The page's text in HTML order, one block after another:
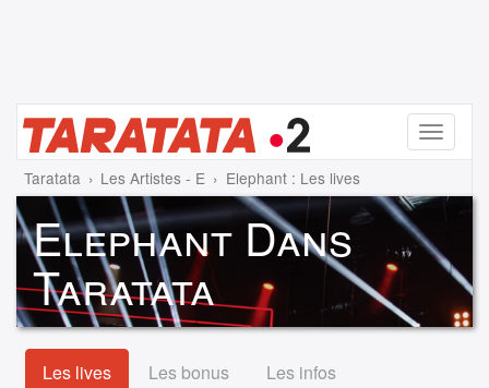
Menu
Taratata Les Artistes - E Elephant : Les lives
Elephant Dans
Taratata
Les lives Les bonus Les infos